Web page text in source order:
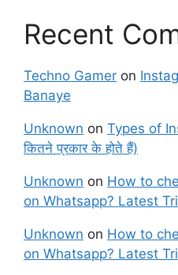
Recent
Techno Gamer on
Banaye
Unknown on Types of
कितने प्रकार के होते हैं)
Unknown on How to
on Whatsapp? Latest
Unknown on How to
on Whatsapp? Latest